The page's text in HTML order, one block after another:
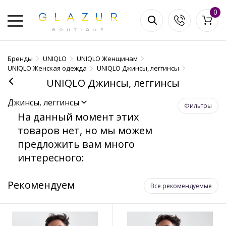
0
Бренды UNIQLO
UNIQLO Женщинам
UNIQLO Женская одежда
UNIQLO Джинсы, леггинсы
Джинсы, леггинсы
UNIQLO Джинсы, леггинсы
Фильтры
На данный момент этих
товаров нет, но мы можем
предложить вам много
интересного:
Все рекомендуемые
Рекомендуем